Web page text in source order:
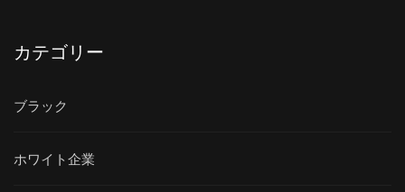
カテゴリー
ブラック
ホワイト企業